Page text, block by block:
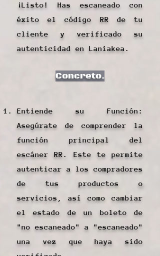
¡Listo! Has escaneado con
éxito el código RR de tu
cliente y verificado su
autenticidad en Laniakea.
Concreto.
Entiende su Función:
Asegúrate de comprender la
función principal del
escáner RR. Este te permite
autenticar a los compradores
de tus productos o
servicios, así como cambiar
el estado de un boleto de
"no escaneado" a "escaneado"
una vez que haya sido